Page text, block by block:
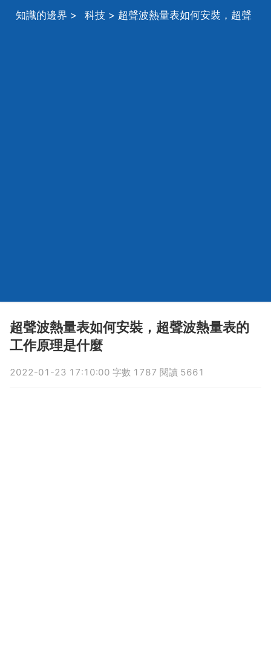
知識的邊界 > 科技 > 超聲波熱量表如何安裝，超聲
超聲波熱量表如何安裝，超聲波熱量表的
工作原理是什麼
2022-01-23 17:10:00 字數 1787 閱讀 5661